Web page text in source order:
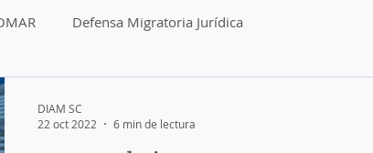
Defensa Migratoria Jurídica
de los Migrantes
DIAM SC
22 oct 2022
6 min de lectura